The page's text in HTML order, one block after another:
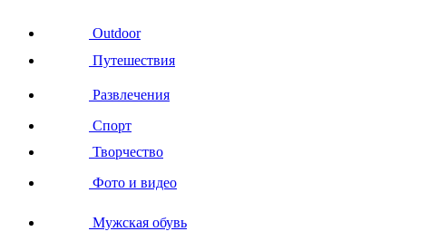
Outdoor
Путешествия
Развлечения
Спорт
Творчество
Фото и видео
Мужская обувь